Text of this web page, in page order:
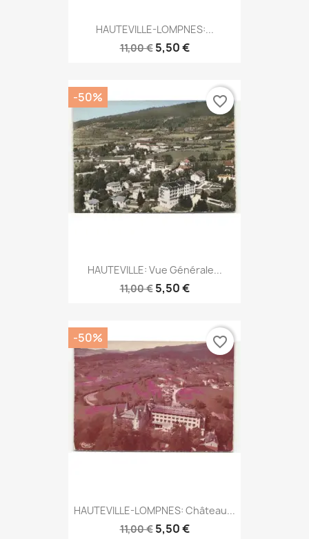
HAUTEVILLE-LOMPNES:...
11,00 € 5,50 €
HAUTEVILLE: Vue Générale...
11,00 € 5,50 €
-50% favorite_border
HAUTEVILLE-LOMPNES: Château...
11,00 € 5,50 €
-50% favorite_border